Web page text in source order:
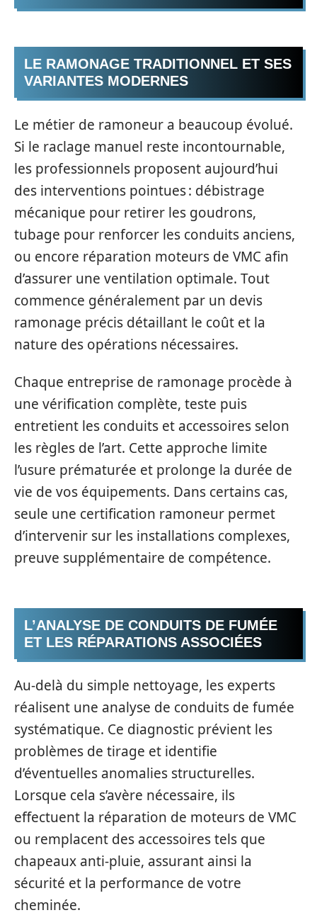
LE RAMONAGE TRADITIONNEL ET SES
VARIANTES MODERNES
Le métier de ramoneur a beaucoup évolué.
Si le raclage manuel reste incontournable,
les professionnels proposent aujourd’hui
des interventions pointues : débistrage
mécanique pour retirer les goudrons,
tubage pour renforcer les conduits anciens,
ou encore réparation moteurs de VMC afin
d’assurer une ventilation optimale. Tout
commence généralement par un devis
ramonage précis détaillant le coût et la
nature des opérations nécessaires.
Chaque entreprise de ramonage procède à
une vérification complète, teste puis
entretient les conduits et accessoires selon
les règles de l’art. Cette approche limite
l’usure prématurée et prolonge la durée de
vie de vos équipements. Dans certains cas,
seule une certification ramoneur permet
d’intervenir sur les installations complexes,
preuve supplémentaire de compétence.
L’ANALYSE DE CONDUITS DE FUMÉE
ET LES RÉPARATIONS ASSOCIÉES
Au-delà du simple nettoyage, les experts
réalisent une analyse de conduits de fumée
systématique. Ce diagnostic prévient les
problèmes de tirage et identifie
d’éventuelles anomalies structurelles.
Lorsque cela s’avère nécessaire, ils
effectuent la réparation de moteurs de VMC
ou remplacent des accessoires tels que
chapeaux anti-pluie, assurant ainsi la
sécurité et la performance de votre
cheminée.